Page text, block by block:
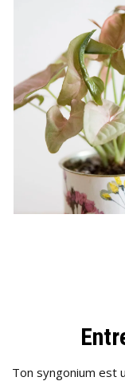
Ton syngonium est